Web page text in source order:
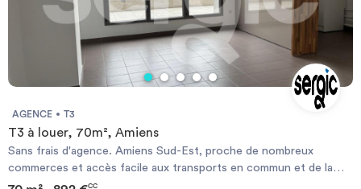
AGENCE T3
T3 à louer, 70m², Amiens
Sans frais d'agence. Amiens Sud-Est, proche de nombreux
commerces et accès facile aux transports en commun et de la
rocade, nous vous proposons à la location ce beau duplex qui
CC